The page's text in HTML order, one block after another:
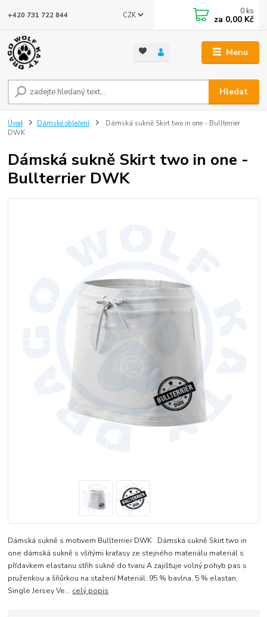
Menu
CZK
Hledat
+420 731 722 844 0 ks
za 0,00 Kč
Úvod Dámské oblečení
Dámská sukně Skirt two in one - Bullterrier
DWK
Dámská sukně Skirt two in one -
Bullterrier DWK
Dámská sukně s motivem Bullterrier DWK Dámská sukně Skirt two in
one dámská sukně s všitými kraťasy ze stejného materiálu materiál s
přídavkem elastanu střih sukně do tvaru A zajišťuje volný pohyb pas s
pruženkou a šňůrkou na stažení Materiál: 95 % bavlna, 5 % elastan,
Single Jersey Ve... celý popis